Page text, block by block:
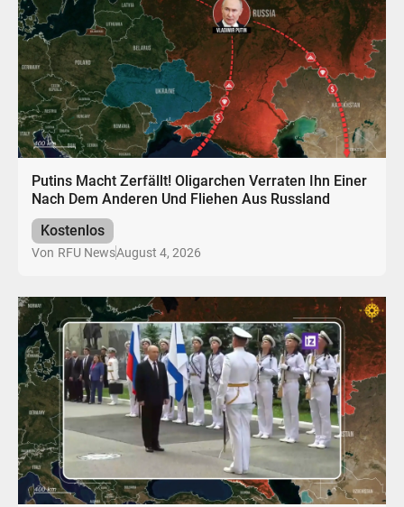
Putins Macht Zerfällt! Oligarchen Verraten Ihn Einer
Nach Dem Anderen Und Fliehen Aus Russland
Kostenlos
Von RFU NewsAugust 4, 2026